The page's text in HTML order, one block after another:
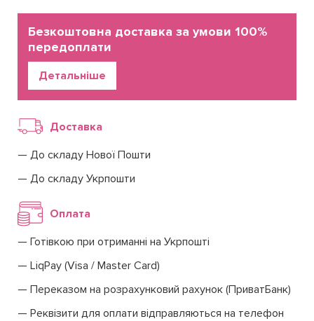
Детальніше
Безкоштовна доставка за умови 100%
передоплати
Доставка
До складу Нової Пошти
До складу Укрпошти
Оплата
Готівкою при отриманні на Укрпошті
LiqPay (Visa / Master Card)
Переказом на розрахунковий рахунок (ПриватБанк)
Реквізити для оплати відправляються на телефон